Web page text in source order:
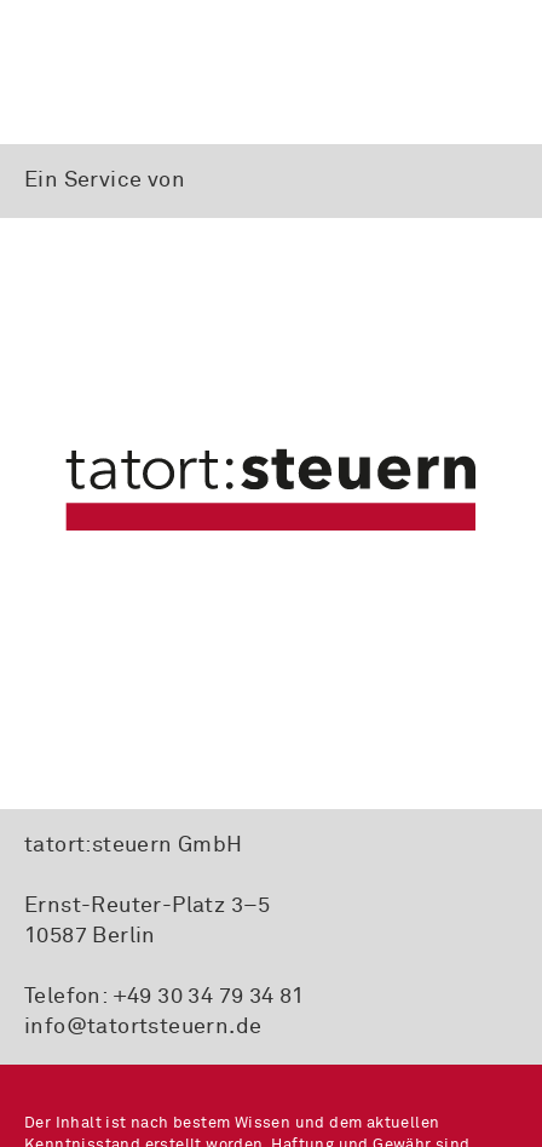
Ein Service von
tatort:steuern GmbH
Ernst-Reuter-Platz 3–5
10587 Berlin
Telefon: +49 30 34 79 34 81
info@tatortsteuern.de
Der Inhalt ist nach bestem Wissen und dem aktuellen